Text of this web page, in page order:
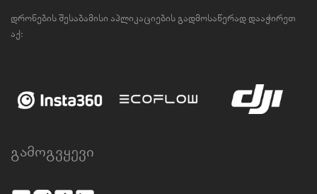
დრონების შესაბამისი აპლიკაციების გადმოსაწერად დააჭირეთ
აქ:
გამოგვყევი